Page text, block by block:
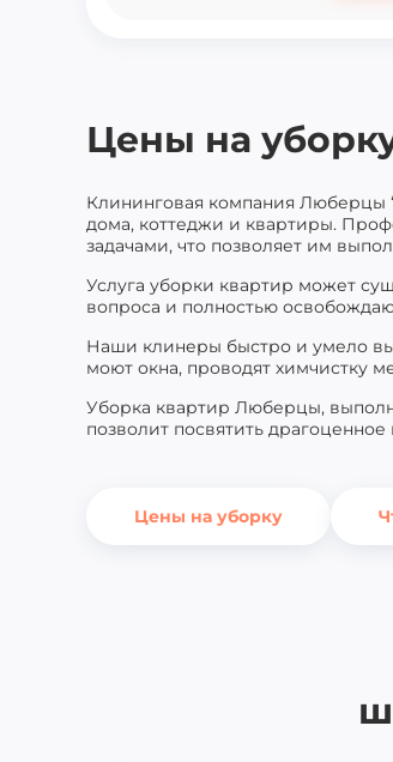
Цены на
Клининговая компания Люберцы
дома, коттеджи и квартиры.
задачами, что позволяет им
Услуга уборки квартир может
вопроса и полностью
Наши клинеры быстро и умело
моют окна, проводят химчистку
Уборка квартир Люберцы,
позволит посвятить
Цены на уборку